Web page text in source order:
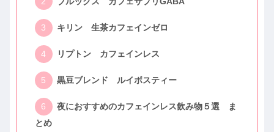
キリン 生茶カフェインゼロ
リプトン カフェインレス
黒豆ブレンド ルイボスティー
夜におすすめのカフェインレス飲み物５選 ま
とめ